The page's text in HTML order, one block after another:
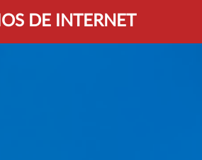
DE INTERNET